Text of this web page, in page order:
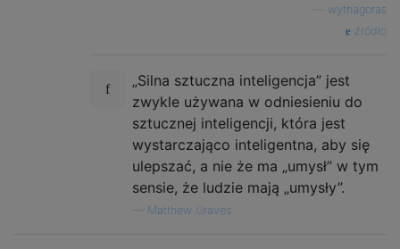
wythagoras
źródło
„Silna sztuczna inteligencja” jest
zwykle używana w odniesieniu do
sztucznej inteligencji, która jest
wystarczająco inteligentna, aby się
ulepszać, a nie że ma „umysł” w tym
sensie, że ludzie mają „umysły”.
Matthew Graves